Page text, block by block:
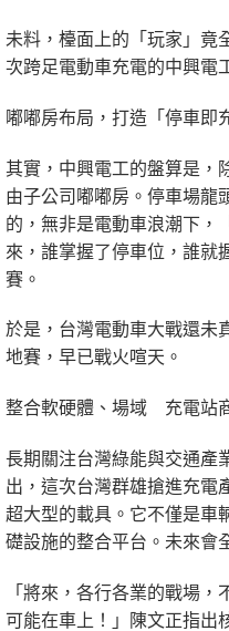
未料，檯面上的「玩家」竟
次跨足電動車充電的中興電
嘟嘟房布局，打造「停車即
其實，中興電工的盤算是，
由子公司嘟嘟房。停車場龍
的，無非是電動車浪潮下，
來，誰掌握了停車位，誰就
賽。
於是，台灣電動車大戰還未
地賽，早已戰火喧天。
整合軟硬體、場域 充電站
長期關注台灣綠能與交通產
出，這次台灣群雄搶進充電
超大型的載具。它不僅是車
礎設施的整合平台。未來會
「將來，各行各業的戰場
可能在車上！」陳文正指出